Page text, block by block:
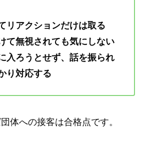
リアクションだけは取る
て無視されても気にしない
入ろうとせず、話を振られ
り対応する
体への接客は合格点です。